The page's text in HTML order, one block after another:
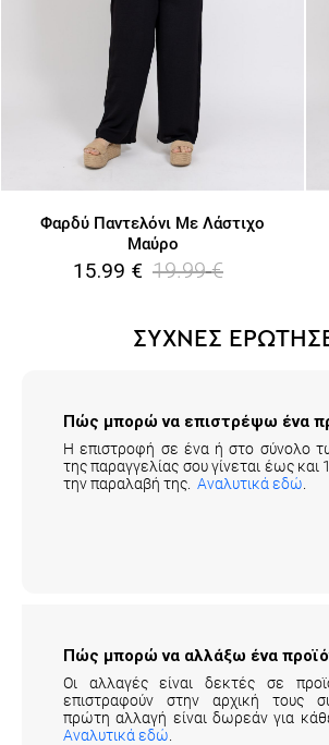
Φαρδύ Παντελόνι Με Λάστιχο
Μαύρο
15.99 € 19.99 €
ΣΥΧΝΕΣ
Πώς μπορώ να επιστρέψω ένα
Η επιστροφή σε ένα ή στο σύνολο
της παραγγελίας σου γίνεται έως
την παραλαβή της. Αναλυτικά εδώ
Πώς μπορώ να αλλάξω ένα
Οι αλλαγές είναι δεκτές σε
επιστραφούν στην αρχική τους
πρώτη αλλαγή είναι δωρεάν για
Αναλυτικά εδώ